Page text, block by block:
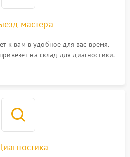
мастера
к вам в удобное для вас время.
на склад для диагностики.